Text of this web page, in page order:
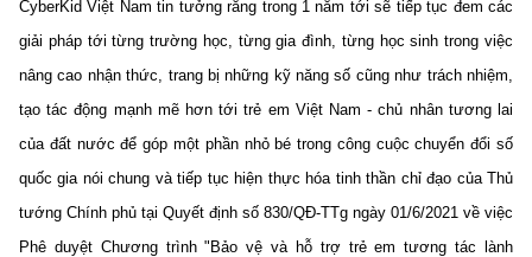
CyberKid Việt Nam tin tưởng rằng trong 1 năm tới sẽ tiếp tục đem các
giải pháp tới từng trường học, từng gia đình, từng học sinh trong việc
nâng cao nhận thức, trang bị những kỹ năng số cũng như trách nhiệm,
tạo tác động mạnh mẽ hơn tới trẻ em Việt Nam - chủ nhân tương lai
của đất nước để góp một phần nhỏ bé trong công cuộc chuyển đổi số
quốc gia nói chung và tiếp tục hiện thực hóa tinh thần chỉ đạo của Thủ
tướng Chính phủ tại Quyết định số 830/QĐ-TTg ngày 01/6/2021 về việc
Phê duyệt Chương trình "Bảo vệ và hỗ trợ trẻ em tương tác lành